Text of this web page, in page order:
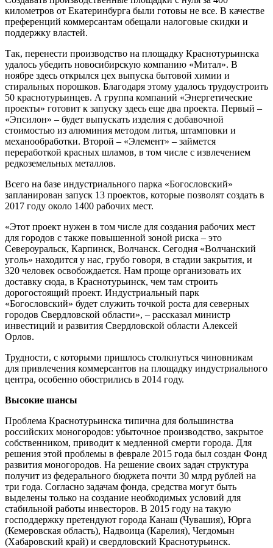
километров от Екатеринбурга были готовы не все. В качестве
преференций коммерсантам обещали налоговые скидки и
поддержку властей.
Так, перенести производство на площадку Краснотурьинска
удалось убедить новосибирскую компанию «Митал». В
ноябре здесь открылся цех выпуска бытовой химии и
стиральных порошков. Благодаря этому удалось трудоустроить
50 краснотурьинцев. А группа компаний «Энергетические
проекты» готовит к запуску здесь еще два проекта. Первый –
«Эпсилон» – будет выпускать изделия с добавочной
стоимостью из алюминия методом литья, штамповки и
механообработки. Второй – «Элемент» – займется
переработкой красных шламов, в том числе с извлечением
редкоземельных металлов.
Всего на базе индустриального парка «Богословский»
запланирован запуск 13 проектов, которые позволят создать в
2017 году около 1400 рабочих мест.
«Этот проект нужен в том числе для создания рабочих мест
для городов с также повышенной зоной риска – это
Североуральск, Карпинск, Волчанск. Сегодня «Волчанский
уголь» находится у нас, грубо говоря, в стадии закрытия, и
320 человек освобождается. Нам проще организовать их
доставку сюда, в Краснотурьинск, чем там строить
дорогостоящий проект. Индустриальный парк
«Богословский» будет служить точкой роста для северных
городов Свердловской области», – рассказал министр
инвестиций и развития Свердловской области Алексей
Орлов.
Трудности, с которыми пришлось столкнуться чиновникам
для привлечения коммерсантов на площадку индустриального
центра, особенно обострились в 2014 году.
Высокие шансы
Проблема Краснотурьинска типична для большинства
российских моногородов: убыточное производство, закрытое
собственником, приводит к медленной смерти города. Для
решения этой проблемы в феврале 2015 года был создан Фонд
развития моногородов. На решение своих задач структура
получит из федерального бюджета почти 30 млрд рублей на
три года. Согласно задачам фонда, средства могут быть
выделены только на создание необходимых условий для
стабильной работы инвесторов. В 2015 году на такую
господдержку претендуют города Канаш (Чувашия), Юрга
(Кемеровская область), Надвоица (Карелия), Чегдомын
(Хабаровский край) и свердловский Краснотурьинск.